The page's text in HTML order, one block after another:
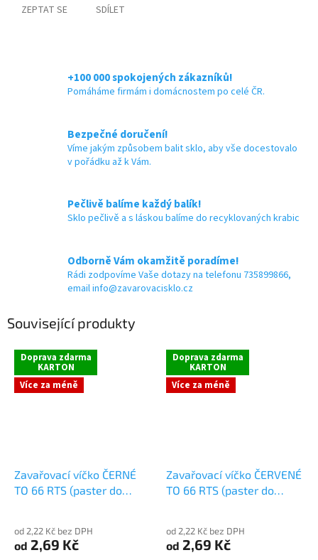
ZEPTAT SE SDÍLET
+100 000 spokojených zákazníků!
Pomáháme firmám i domácnostem po celé ČR.
Bezpečné doručení!
Víme jakým způsobem balit sklo, aby vše docestovalo
v pořádku až k Vám.
Pečlivě balíme každý balík!
Sklo pečlivě a s láskou balíme do recyklovaných krabic
Odborně Vám okamžitě poradíme!
Rádi zodpovíme Vaše dotazy na telefonu 735899866,
email info@zavarovacisklo.cz
Související produkty
Doprava zdarma
KARTON
Více za méně
Zavařovací víčko ČERNÉ
TO 66 RTS (paster do
od 2,22 Kč bez DPH
od 2,69 Kč
Doprava zdarma
KARTON
Více za méně
Zavařovací víčko ČERVENÉ
TO 66 RTS (paster do
od 2,22 Kč bez DPH
od 2,69 Kč